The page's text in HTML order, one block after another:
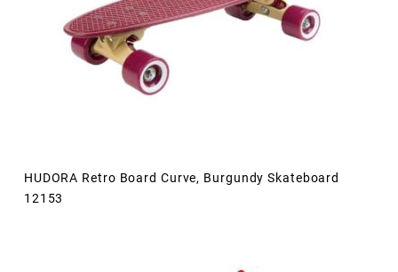
HUDORA Retro Board Curve, Burgundy Skateboard
12153